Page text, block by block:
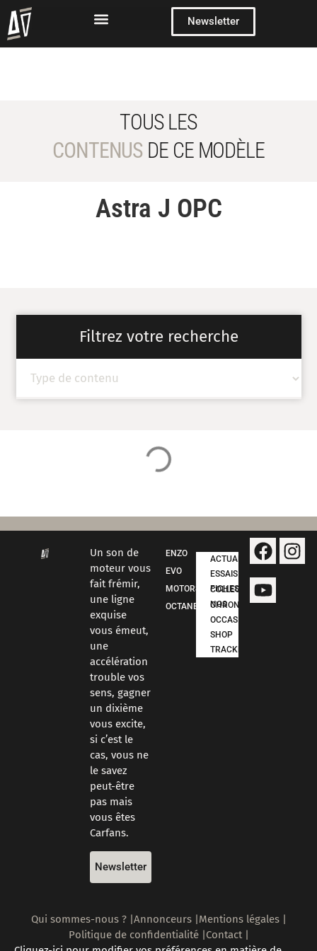
Newsletter
TOUS LES
CONTENUS DE CE MODÈLE
Astra J OPC
Filtrez votre recherche
Un son de
moteur vous
fait frémir,
une ligne
exquise
vous émeut,
une
accélération
trouble vos
sens, gagner
un dixième
vous excite,
si c’est le
cas, vous ne
le savez
peut-être
pas mais
vous êtes
Carfans.
Newsletter
ENZO
EVO
MOTORSPORT
OCTANE
ACTUALITÉS
ESSAIS
FICHES COLLECTION
NOS CHRONOS
OCCASIONS
SHOP
TRACKDAYS
Qui sommes-nous ? |Annonceurs |Mentions légales |
Politique de confidentialité |Contact |